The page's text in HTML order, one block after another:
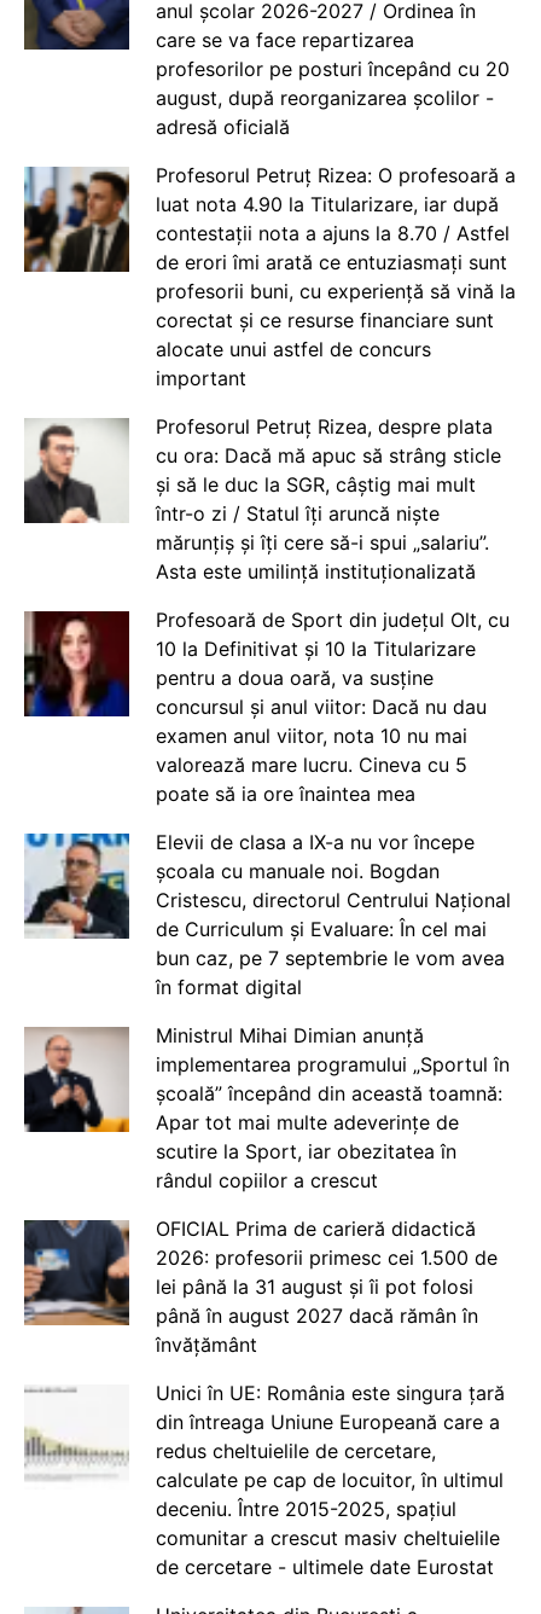
anul școlar 2026-2027 / Ordinea în
care se va face repartizarea
profesorilor pe posturi începând cu 20
august, după reorganizarea școlilor -
adresă oficială
Profesorul Petruț Rizea: O profesoară a
luat nota 4.90 la Titularizare, iar după
contestații nota a ajuns la 8.70 / Astfel
de erori îmi arată ce entuziasmați sunt
profesorii buni, cu experiență să vină la
corectat și ce resurse financiare sunt
alocate unui astfel de concurs
important
Profesorul Petruț Rizea, despre plata
cu ora: Dacă mă apuc să strâng sticle
și să le duc la SGR, câștig mai mult
într-o zi / Statul îți aruncă niște
mărunțiș și îți cere să-i spui „salariu”.
Asta este umilință instituționalizată
Profesoară de Sport din județul Olt, cu
10 la Definitivat și 10 la Titularizare
pentru a doua oară, va susține
concursul și anul viitor: Dacă nu dau
examen anul viitor, nota 10 nu mai
valorează mare lucru. Cineva cu 5
poate să ia ore înaintea mea
Elevii de clasa a IX-a nu vor începe
școala cu manuale noi. Bogdan
Cristescu, directorul Centrului Național
de Curriculum și Evaluare: În cel mai
bun caz, pe 7 septembrie le vom avea
în format digital
Ministrul Mihai Dimian anunță
implementarea programului „Sportul în
școală” începând din această toamnă:
Apar tot mai multe adeverințe de
scutire la Sport, iar obezitatea în
rândul copiilor a crescut
OFICIAL Prima de carieră didactică
2026: profesorii primesc cei 1.500 de
lei până la 31 august și îi pot folosi
până în august 2027 dacă rămân în
învățământ
Unici în UE: România este singura țară
din întreaga Uniune Europeană care a
redus cheltuielile de cercetare,
calculate pe cap de locuitor, în ultimul
deceniu. Între 2015-2025, spațiul
comunitar a crescut masiv cheltuielile
de cercetare - ultimele date Eurostat